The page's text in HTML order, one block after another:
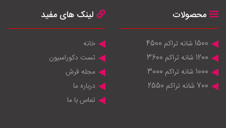
محصولات
1500 شانه تراکم 4500
1200 شانه تراکم 3600
1000 شانه تراکم 3000
700 شانه تراکم 2550
لینک های مفید
خانه
تست دکوراسیون
مجله فرش
درباره ما
تماس با ما